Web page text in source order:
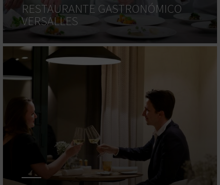
RESTAURANTE GASTRONÓMICO
VERSALLES